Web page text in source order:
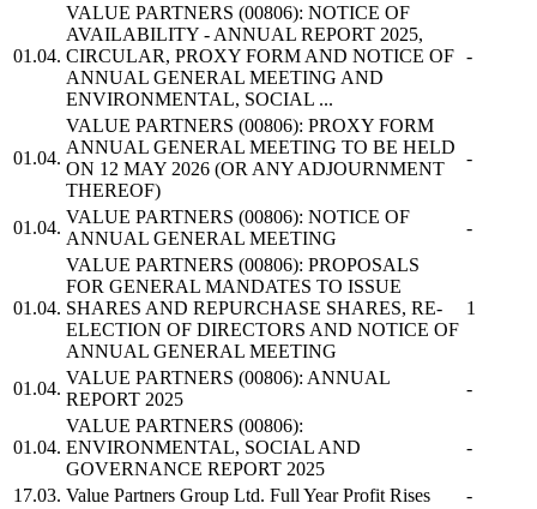
01.04.
VALUE PARTNERS (00806): NOTICE OF
AVAILABILITY - ANNUAL REPORT 2025,
CIRCULAR, PROXY FORM AND NOTICE OF
ANNUAL GENERAL MEETING AND
ENVIRONMENTAL, SOCIAL ...
-
01.04.
VALUE PARTNERS (00806): PROXY FORM
ANNUAL GENERAL MEETING TO BE HELD
ON 12 MAY 2026 (OR ANY ADJOURNMENT
THEREOF)
-
01.04.
VALUE PARTNERS (00806): NOTICE OF
ANNUAL GENERAL MEETING
-
01.04.
VALUE PARTNERS (00806): PROPOSALS
FOR GENERAL MANDATES TO ISSUE
SHARES AND REPURCHASE SHARES, RE-
ELECTION OF DIRECTORS AND NOTICE OF
ANNUAL GENERAL MEETING
1
01.04.
VALUE PARTNERS (00806): ANNUAL
REPORT 2025
-
01.04.
VALUE PARTNERS (00806):
ENVIRONMENTAL, SOCIAL AND
GOVERNANCE REPORT 2025
-
17.03. Value Partners Group Ltd. Full Year Profit Rises -